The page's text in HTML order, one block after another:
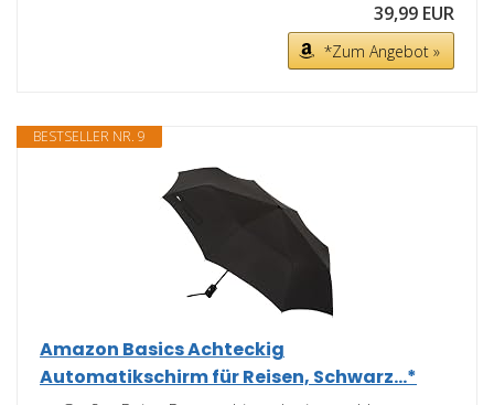
39,99 EUR
*Zum Angebot »
BESTSELLER NR. 9
Amazon Basics Achteckig
Automatikschirm für Reisen, Schwarz...*